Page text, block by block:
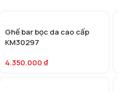
Ghế bar bọc da cao cấp
KM30297
4.350.000₫